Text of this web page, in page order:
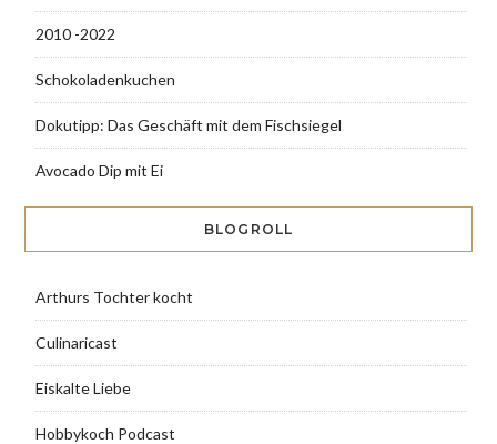
2010 -2022
Schokoladenkuchen
Dokutipp: Das Geschäft mit dem Fischsiegel
Avocado Dip mit Ei
BLOGROLL
Arthurs Tochter kocht
Culinaricast
Eiskalte Liebe
Hobbykoch Podcast